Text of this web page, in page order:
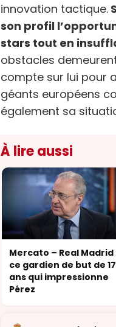
innovation tactique.
son profil
stars tout en
obstacles
compte sur lui pour
géants européens
également sa
À lire aussi
Mercato – Real Madrid
ce gardien de but de 17
ans qui impressionne
Pérez